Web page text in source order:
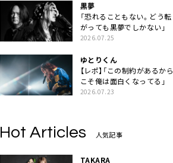
黒夢
「恐れることもない。どう転
がっても黒夢でしかない」
2026.07.25
ゆとりくん
【レポ】「この制約があるから
こそ俺は面白くなってる」
2026.07.23
Hot Articles 人気記事
TAKARA